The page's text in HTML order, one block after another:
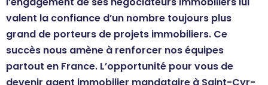
valent la confiance d’un nombre toujours plus
grand de porteurs de projets immobiliers. Ce
succès nous amène à renforcer nos équipes
partout en France. L’opportunité pour vous de